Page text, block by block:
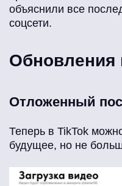
объяснили все
соцсети.
Обновления
Отложенный
Теперь в TikTok
будущее, но не